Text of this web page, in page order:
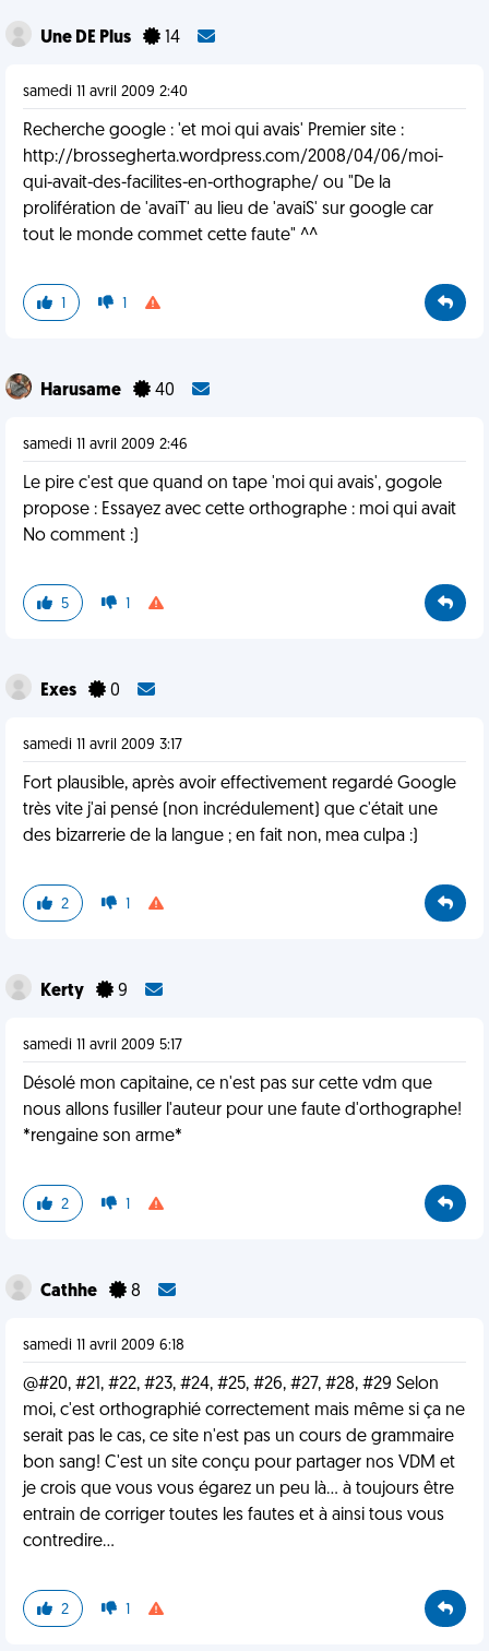
Une DE Plus 14
samedi 11 avril 2009 2:40
Recherche google : 'et moi qui avais' Premier site :
http://brossegherta.wordpress.com/2008/04/06/moi-
qui-avait-des-facilites-en-orthographe/ ou "De la
prolifération de 'avaiT' au lieu de 'avaiS' sur google car
tout le monde commet cette faute" ^^
1 1
Harusame 40
samedi 11 avril 2009 2:46
Le pire c'est que quand on tape 'moi qui avais', gogole
propose : Essayez avec cette orthographe : moi qui avait
No comment :)
5 1
Exes 0
samedi 11 avril 2009 3:17
Fort plausible, après avoir effectivement regardé Google
très vite j'ai pensé (non incrédulement) que c'était une
des bizarrerie de la langue ; en fait non, mea culpa :)
2 1
Kerty 9
samedi 11 avril 2009 5:17
Désolé mon capitaine, ce n'est pas sur cette vdm que
nous allons fusiller l'auteur pour une faute d'orthographe!
*rengaine son arme*
2 1
Cathhe 8
samedi 11 avril 2009 6:18
@#20, #21, #22, #23, #24, #25, #26, #27, #28, #29 Selon
moi, c'est orthographié correctement mais même si ça ne
serait pas le cas, ce site n'est pas un cours de grammaire
bon sang! C'est un site conçu pour partager nos VDM et
je crois que vous vous égarez un peu là... à toujours être
entrain de corriger toutes les fautes et à ainsi tous vous
contredire...
2 1